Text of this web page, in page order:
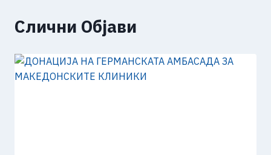
Слични Објави